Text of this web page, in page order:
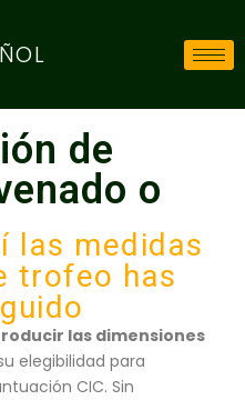
de
o
las medidas
trofeo has
las dimensiones
elegibilidad para
CIC. Sin